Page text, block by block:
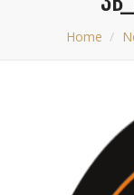
Home